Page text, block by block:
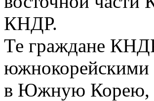
КНДР.
Те граждане
южнокорейскими
в Южную Корею, в